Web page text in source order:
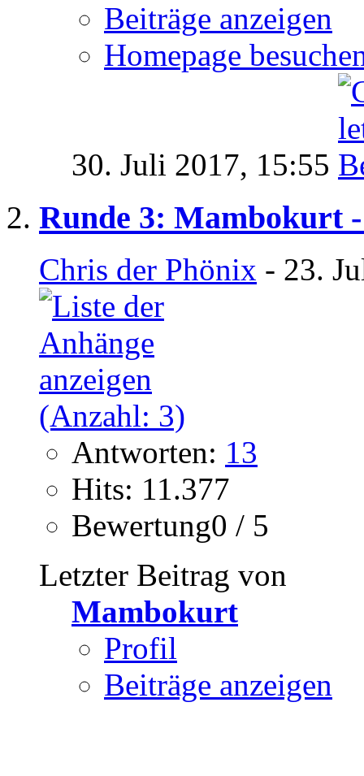
Beiträge anzeigen
Homepage
30. Juli 2017, 15:55
Runde 3: Mambokurt
Chris der Phönix - 23.
Antworten: 13
Hits: 11.377
Bewertung0 / 5
Letzter Beitrag von
Mambokurt
Profil
Beiträge anzeigen